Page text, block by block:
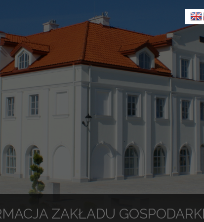
ZAKŁADU